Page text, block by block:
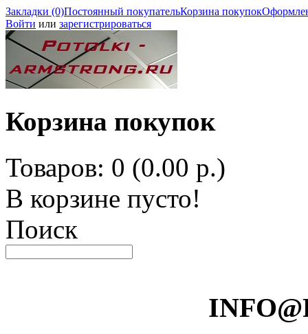
Закладки (0)Постоянный покупательКорзина покупок
Войти или зарегистрироваться
Корзина покупок
Товаров: 0 (0.00 р.)
В корзине пусто!
Поиск